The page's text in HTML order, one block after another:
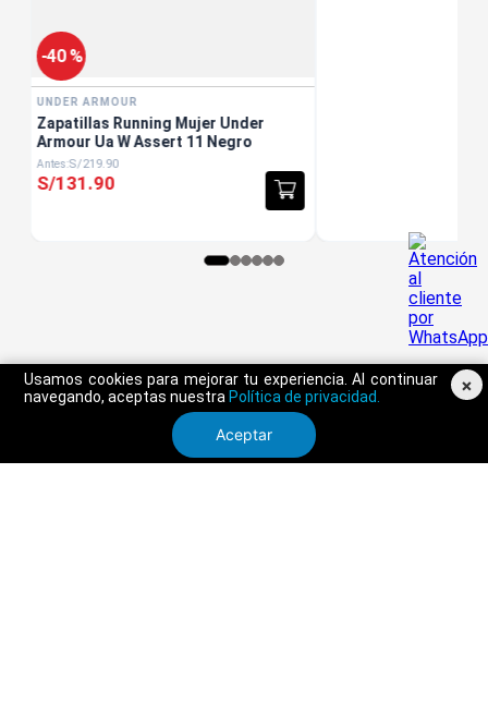
Usamos cookies para mejorar tu experiencia. Al continuar
navegando, aceptas nuestra Política de privacidad.
Aceptar
×
-40 %
UNDER ARMOUR
Zapatillas Running Mujer Under
Armour Ua W Assert 11 Negro
S/219.90
S/131.90